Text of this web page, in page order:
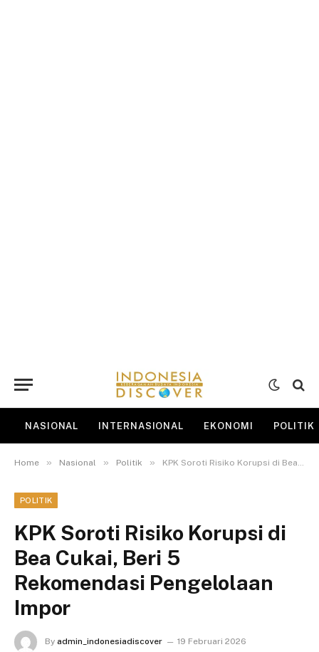
NASIONAL INTERNASIONAL EKONOMI POLITIK
Home » Nasional » Politik » KPK Soroti Risiko Korupsi di Bea Cukai, Beri 5 Rekomendasi Pengelolaan Impor
POLITIK
KPK Soroti Risiko Korupsi di
Bea Cukai, Beri 5
Rekomendasi Pengelolaan
Impor
By admin_indonesiadiscover
19 Februari 2026